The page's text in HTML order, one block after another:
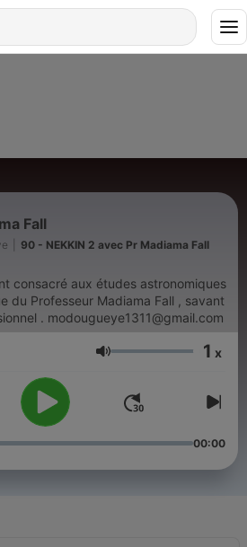
Fall
90 - NEKKIN 2 avec Pr Madiama Fall
consacré aux études astronomiques
du Professeur Madiama Fall , savant
sénégalais , multidimensionnel . modougueye1311@gmail.com
音量 1 x
00:00